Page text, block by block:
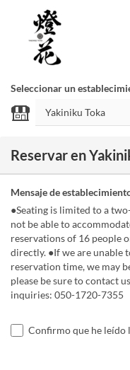
Seleccionar un
Reservar en
Mensaje de
●Seating is limited to a
not be able to
reservations of 16 people
directly. ●If we are unable
reservation time, we may
please be sure to contact
inquiries: 050-1720-7355
Confirmo que he leído